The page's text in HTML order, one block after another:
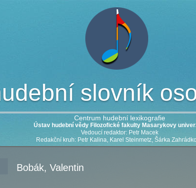
slovník
Centrum hudební lexikografie
Ústav hudební vědy Filozofické fakulty Masarykovy
Vedoucí redaktor: Petr Macek
Redakční kruh: Petr Kalina, Karel Steinmetz, Šárka
Bobák, Valentin